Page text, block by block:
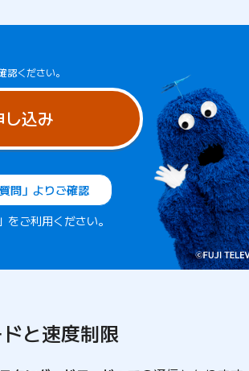
認ください。
込み
問」よりご確認
ご利用ください。
と速度制限